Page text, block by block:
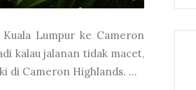
Lumpur ke Cameron
kalau jalanan tidak macet,
di Cameron Highlands. ...